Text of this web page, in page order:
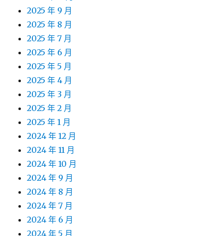
2025 年 9 月
2025 年 8 月
2025 年 7 月
2025 年 6 月
2025 年 5 月
2025 年 4 月
2025 年 3 月
2025 年 2 月
2025 年 1 月
2024 年 12 月
2024 年 11 月
2024 年 10 月
2024 年 9 月
2024 年 8 月
2024 年 7 月
2024 年 6 月
2024 年 5 月